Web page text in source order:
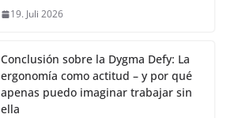
19. Juli 2026
Conclusión sobre la Dygma Defy: La
ergonomía como actitud – y por qué
apenas puedo imaginar trabajar sin
ella